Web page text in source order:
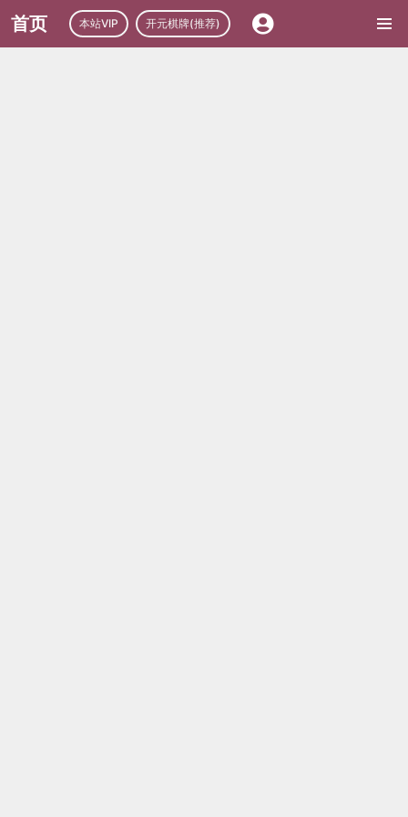
首页 本站VIP 开元棋牌(推荐)